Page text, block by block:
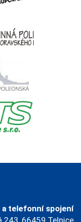
a telefonní spojení
243, 66459 Telnice